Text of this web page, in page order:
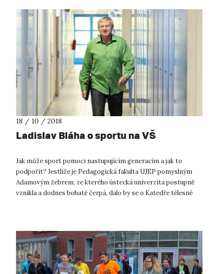
18 / 10 / 2018
Ladislav Bláha o sportu na VŠ
Jak může sport pomoci nastupujícím generacím a jak to
podpořit? Jestliže je Pedagogická fakulta UJEP pomyslným
Adamovým žebrem, ze kterého ústecká univerzita postupně
vznikla a dodnes bohatě čerpá, dalo by se o Katedře tělesné